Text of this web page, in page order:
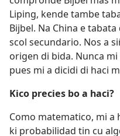
Liping, kende tambe
Bijbel. Na China e
scol secundario. Nos a
origen di bida. Nunca
pues mi a dicidi di haci
Kico precies bo a haci?
Como matematico, mi a
ki probabilidad tin cu